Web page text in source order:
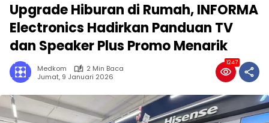
Upgrade Hiburan di Rumah, INFORMA
Electronics Hadirkan Panduan TV
dan Speaker Plus Promo Menarik
Medkom
2 Min Baca
Jumat, 9 Januari 2026
1247